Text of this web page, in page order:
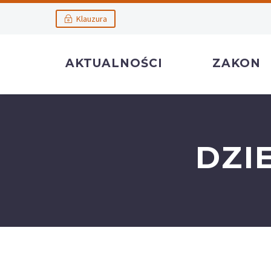
Klauzura
AKTUALNOŚCI ZAKON